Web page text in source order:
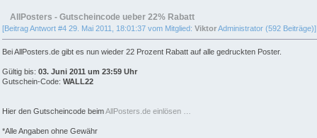
AllPosters - Gutscheincode ueber 22% Rabatt
[Beitrag Antwort #4 29. Mai 2011, 18:01:37 vom Mitglied: ViktorAdministrator (592 Beiträge)]
Bei AllPosters.de gibt es nun wieder 22 Prozent Rabatt auf alle gedruckten Poster.
Gültig bis: 03. Juni 2011 um 23:59 Uhr
Gutschein-Code: WALL22
Hier den Gutscheincode beimAllPosters.de einlösen …
*Alle Angaben ohne Gewähr